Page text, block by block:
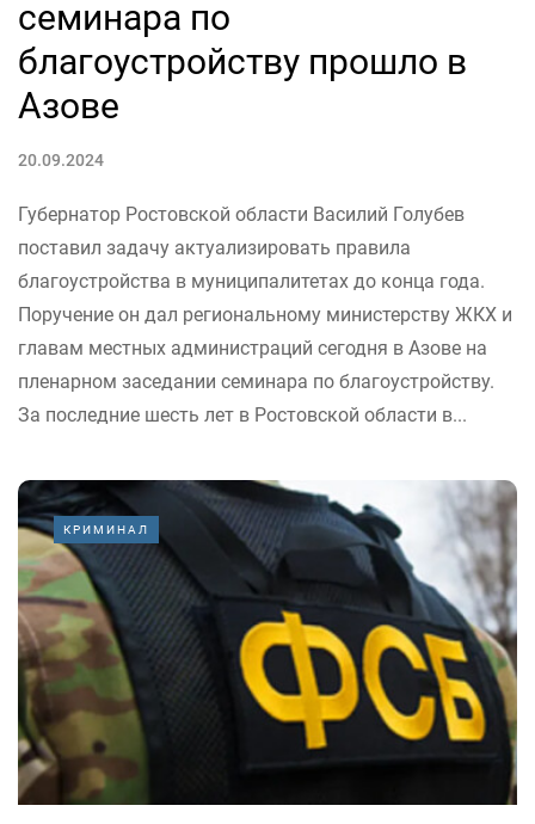
семинара по
благоустройству прошло в
Азове
20.09.2024
Губернатор Ростовской области Василий Голубев
поставил задачу актуализировать правила
благоустройства в муниципалитетах до конца года.
Поручение он дал региональному министерству ЖКХ и
главам местных администраций сегодня в Азове на
пленарном заседании семинара по благоустройству.
За последние шесть лет в Ростовской области в...
КРИМИНАЛ